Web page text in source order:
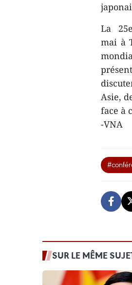
La
mai à
Asie,
face à
-VNA
SUR LE MÊME